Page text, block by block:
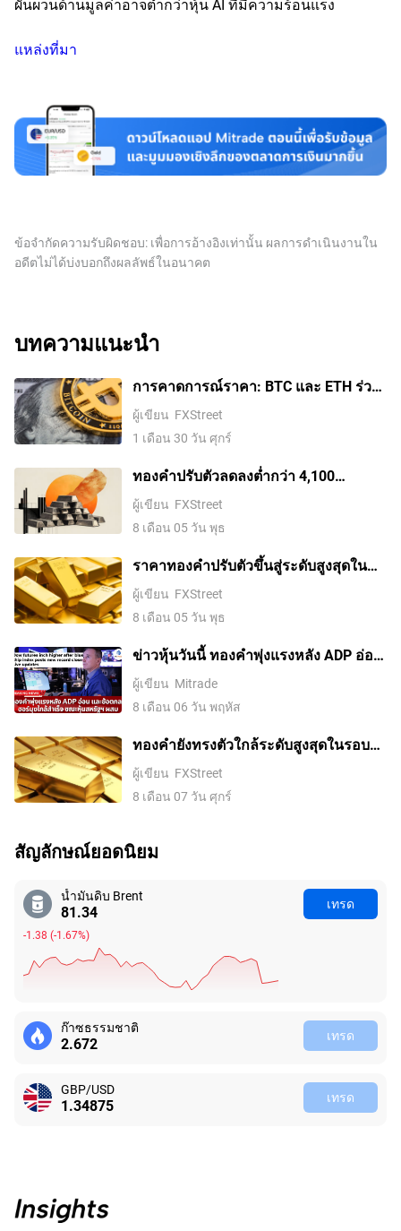
ผันผวนด้านมูลค่าอาจต่ำกว่าหุ้น AI ที่มีความร้อนแรง
แหล่งที่มา
ข้อจำกัดความรับผิดชอบ: เพื่อการอ้างอิงเท่านั้น ผลการดำเนินงานใน
อดีตไม่ได้บ่งบอกถึงผลลัพธ์ในอนาคต
บทความแนะนำ
การคาดการณ์ราคา: BTC และ ETH ร่วง
ลงต่อเนื่อง ขณะที่แรงเชิงลบครอง
โมเมนตัม
ผู้เขียน FXStreet
1 เดือน 30 วัน ศุกร์
ทองคำปรับตัวลดลงต่ำกว่า 4,100
ดอลลาร์ ขณะที่ตลาดจับตาการเจรจา
ระหว่างสหรัฐฯ กับอิหร่าน
ผู้เขียน FXStreet
8 เดือน 05 วัน พุธ
ราคาทองคําปรับตัวขึ้นสู่ระดับสูงสุดใน
รอบสองสัปดาห์ ขณะที่ค่าเงินดอลลาร์
สหรัฐอ่อนค่าลงจากความหวังในข้อตกลง
อิหร่านและการเก็งการขึ้นดอกเบี้ยของ
เฟดที่ลดลง
ผู้เขียน FXStreet
8 เดือน 05 วัน พุธ
ข่าวหุ้นวันนี้ ทองคำพุ่งแรงหลัง ADP อ่อน
และข้อตกลงฮอร์มุซใกล้สำเร็จ ขณะหุ้น
สหรัฐฯ ผสม
ผู้เขียน Mitrade
8 เดือน 06 วัน พฤหัส
ทองคำยังทรงตัวใกล้ระดับสูงสุดในรอบ
เจ็ดสัปดาห์ ตลาดรอดีลช่องแคบฮอร์มุซ
ผู้เขียน FXStreet
8 เดือน 07 วัน ศุกร์
สัญลักษณ์ยอดนิยม
น้ำมันดิบ Brent
81.34
-1.38 (-1.67%)
เทรด
ก๊าซธรรมชาติ
2.672 เทรด
GBP/USD
1.34875 เทรด